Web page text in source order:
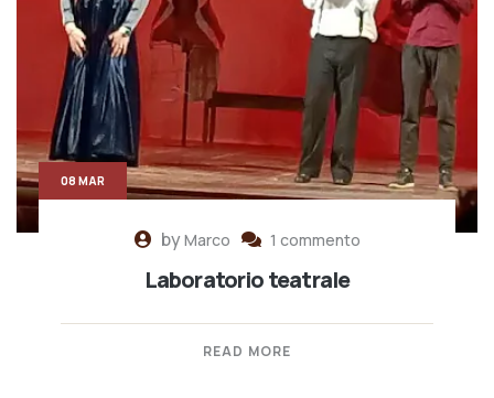
byMarco 1 commento
Laboratorio teatrale
READ MORE
08 MAR